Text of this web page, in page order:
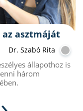
asztmáját
Dr. Szabó Rita
állapothoz is
három